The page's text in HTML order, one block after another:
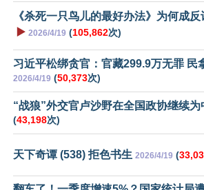
《杀死一只鸟儿的最好办法》为何成反
▶️ 2026/4/19 (105,862次)
习近平松绑贪官：官藏299.9万无罪 民
2026/4/19 (50,373次)
“战狼”外交官卢沙野在全国政协继续为
(43,198次)
天下奇谭 (538) 拒色书生 2026/4/19 (